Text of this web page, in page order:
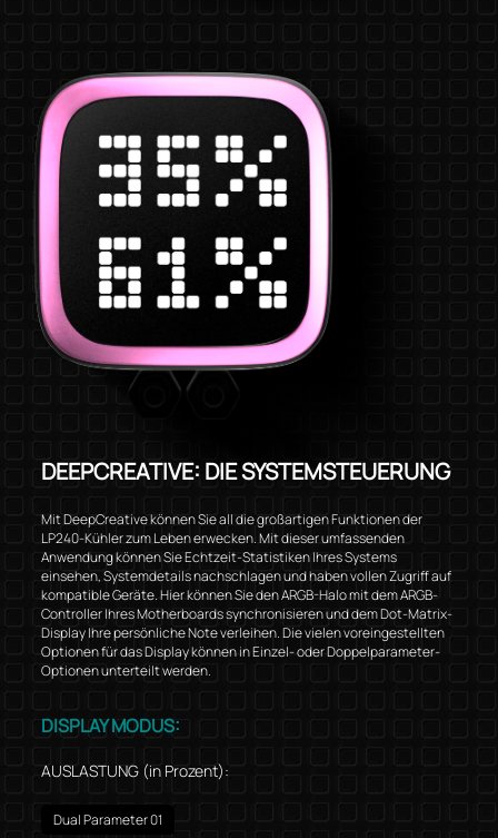
DEEPCREATIVE: DIE SYSTEMSTEUERUNG
Mit DeepCreative können Sie all die großartigen Funktionen der
LP240-Kühler zum Leben erwecken. Mit dieser umfassenden
Anwendung können Sie Echtzeit-Statistiken Ihres Systems
einsehen, Systemdetails nachschlagen und haben vollen Zugriff auf
kompatible Geräte. Hier können Sie den ARGB-Halo mit dem ARGB-
Controller Ihres Motherboards synchronisieren und dem Dot-Matrix-
Display Ihre persönliche Note verleihen. Die vielen voreingestellten
Optionen für das Display können in Einzel- oder Doppelparameter-
Optionen unterteilt werden.
DISPLAY MODUS:
AUSLASTUNG (in Prozent):
Dual Parameter 01